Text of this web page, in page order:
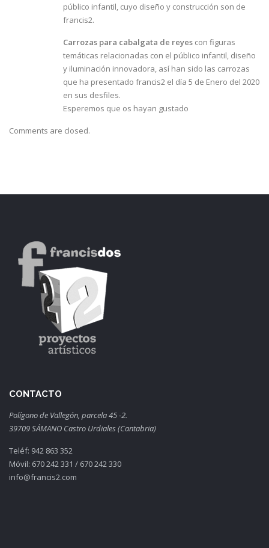
público infantil, cuyo diseño y construcción son de
francis2.
Carrozas para cabalgata de reyes con figuras
temáticas relacionadas con el público infantil, diseño
y iluminación innovadora, así han sido las carrozas
que ha presentado francis2 el día 5 de Enero del 2020
en sus desfiles.
Esperemos que os hayan gustado
Comments are closed.
CONTACTO
Polígono de Vallegón, parcela 45 -2.
39709 SÁMANO Castro Urdiales (Cantabria)
Teléf: 942 863 352
Móvil: 670 242 331 / 670 242 330
info@francis2.com